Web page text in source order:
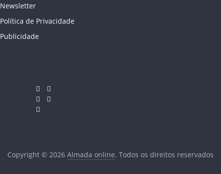
Newsletter
Política de Privacidade
Publicidade
Copyright © 2026 Almada online. Todos os direitos reservados